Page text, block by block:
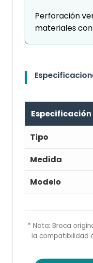
Perforación
materiales
Especificación
Tipo
Medida
Modelo
* Nota: Broca
la compatibilidad